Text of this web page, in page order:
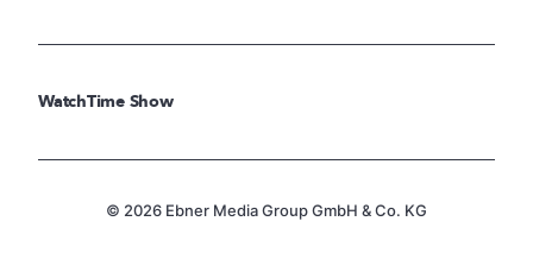
WatchTime Show
© 2026 Ebner Media Group GmbH & Co. KG